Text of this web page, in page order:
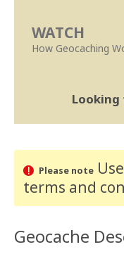
WATCH
How Geocaching
Please note
terms and
Geocache